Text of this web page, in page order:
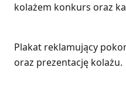
kolażem konkurs oraz
Plakat reklamujący
oraz prezentację kolażu.